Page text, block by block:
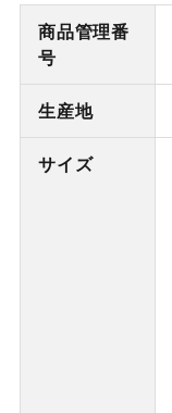
商品管理番
号
生産地
サイズ